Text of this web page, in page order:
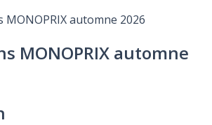
MONOPRIX automne 2026
MONOPRIX automne